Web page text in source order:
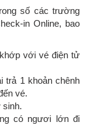
số các trường
in Online, bao
với vé điện tử
trả 1 khoản chênh
vé.
sinh.
có ngươi lớn đi